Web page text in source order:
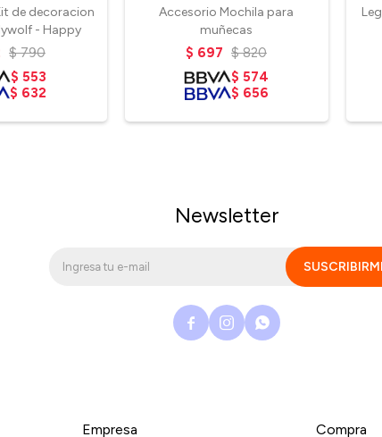
de decoracion
- Happy
$ 790
$ 553
$ 632
Accesorio Mochila para
muñecas
$ 697 $ 820
$ 574
$ 656
Empresa Compra
Newsletter
  